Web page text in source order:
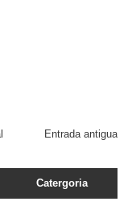
Entrada antigua
Catergoria